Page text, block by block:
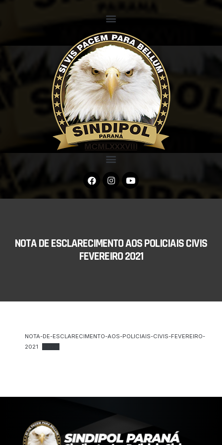
NOTA DE ESCLARECIMENTO AOS POLICIAIS CIVIS
FEVEREIRO 2021
NOTA-DE-ESCLARECIMENTO-AOS-POLICIAIS-CIVIS-FEVEREIRO-
2021